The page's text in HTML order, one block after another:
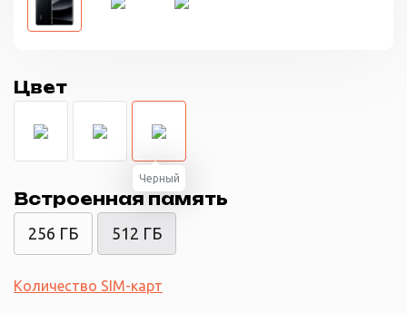
Цвет
Черный
Встроенная память
256 ГБ 512 ГБ
Количество SIM-карт